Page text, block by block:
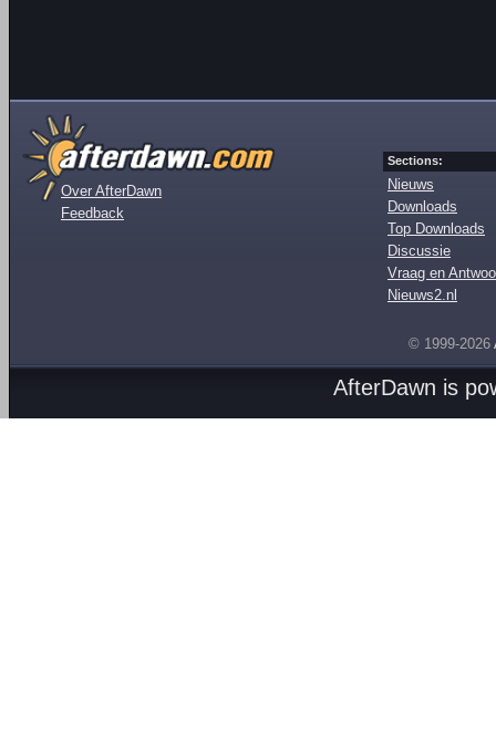
Over AfterDawn
Feedback
Sections:
Nieuws
Downloads
Top Downloads
Discussie
Vraag en
Nieuws2.nl
© 1999-2026
AfterDawn is